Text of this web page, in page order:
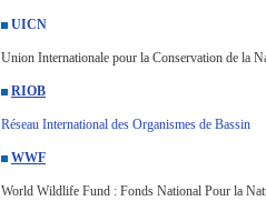
UICN
Union Internationale pour la Conservation de la
RIOB
Réseau International des Organismes de Bassin
WWF
World Wildlife Fund : Fonds National Pour la